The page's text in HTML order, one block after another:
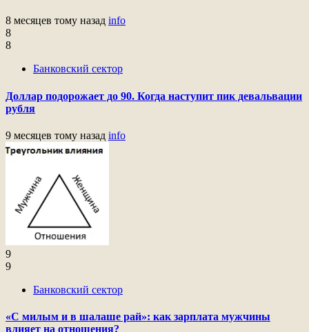
8 месяцев тому назад info
8
8
Банковский сектор
Доллар подорожает до 90. Когда наступит пик девальвации
рубля
9 месяцев тому назад info
9
9
Банковский сектор
«С милым и в шалаше рай»: как зарплата мужчины
влияет на отношения?